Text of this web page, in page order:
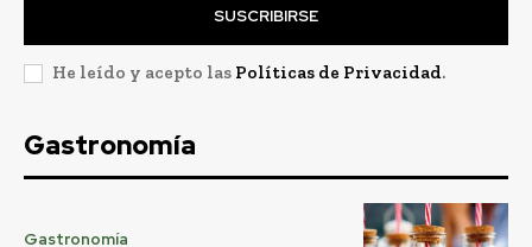
SUSCRIBIRSE
He leído y acepto las Políticas de Privacidad.
Gastronomía
Gastronomía